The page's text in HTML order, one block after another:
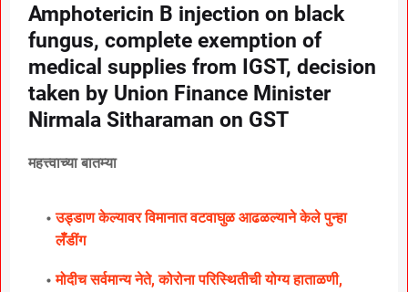
Amphotericin B injection on black
fungus, complete exemption of
medical supplies from IGST, decision
taken by Union Finance Minister
Nirmala Sitharaman on GST
महत्त्वाच्या बातम्या
उड्डाण केल्यावर विमानात वटवाघुळ आढळल्याने केले पुन्हा
लॅँडींग
मोदीच सर्वमान्य नेते, कोरोना परिस्थितीची योग्य हाताळणी,